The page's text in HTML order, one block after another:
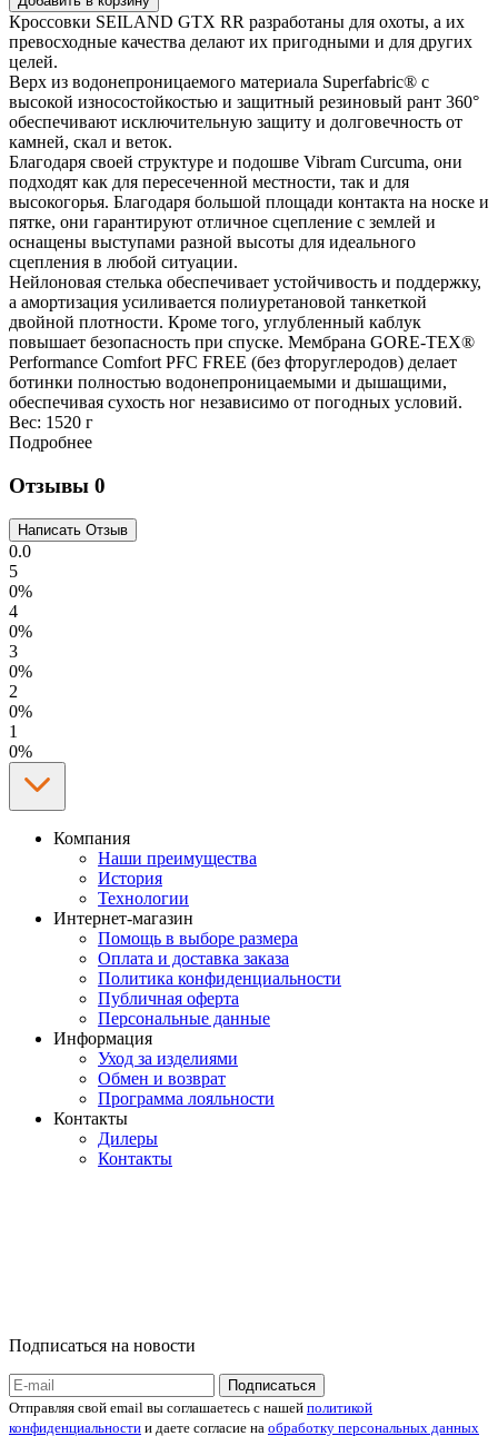
Кроссовки SEILAND GTX RR разработаны для охоты, а их
превосходные качества делают их пригодными и для других
целей.
Верх из водонепроницаемого материала Superfabric® с
высокой износостойкостью и защитный резиновый рант 360°
обеспечивают исключительную защиту и долговечность от
камней, скал и веток.
Благодаря своей структуре и подошве Vibram Curcuma, они
подходят как для пересеченной местности, так и для
высокогорья. Благодаря большой площади контакта на носке и
пятке, они гарантируют отличное сцепление с землей и
оснащены выступами разной высоты для идеального
сцепления в любой ситуации.
Нейлоновая стелька обеспечивает устойчивость и поддержку,
а амортизация усиливается полиуретановой танкеткой
двойной плотности. Кроме того, углубленный каблук
повышает безопасность при спуске. Мембрана GORE-TEX®
Performance Comfort PFC FREE (без фторуглеродов) делает
ботинки полностью водонепроницаемыми и дышащими,
обеспечивая сухость ног независимо от погодных условий.
Вес: 1520 г
Подробнее
Отзывы 0
0.0
5
0%
4
0%
3
0%
2
0%
1
0%
Компания
Наши преимущества
История
Технологии
Интернет-магазин
Помощь в выборе размера
Оплата и доставка заказа
Политика конфиденциальности
Публичная оферта
Персональные данные
Информация
Уход за изделиями
Обмен и возврат
Программа лояльности
Контакты
Дилеры
Контакты
Подписаться на новости
Отправляя свой email вы соглашаетесь с нашей политикой
конфиденциальности и даете согласие на обработку персональных данных